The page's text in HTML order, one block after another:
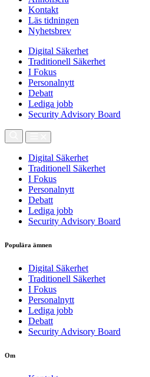
Kontakt
Läs tidningen
Nyhetsbrev
Digital Säkerhet
Traditionell Säkerhet
I Fokus
Personalnytt
Debatt
Lediga jobb
Security Advisory Board
Digital Säkerhet
Traditionell Säkerhet
I Fokus
Personalnytt
Debatt
Lediga jobb
Security Advisory Board
Populära ämnen
Digital Säkerhet
Traditionell Säkerhet
I Fokus
Personalnytt
Lediga jobb
Debatt
Security Advisory Board
Om